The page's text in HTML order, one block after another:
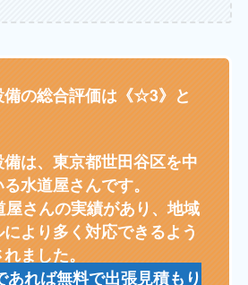
の総合評価は《☆3》と
は、東京都世田谷区を中
水道屋さんです。
さんの実績があり、地域
より多く対応できるよう
ました。
あれば無料で出張見積もり